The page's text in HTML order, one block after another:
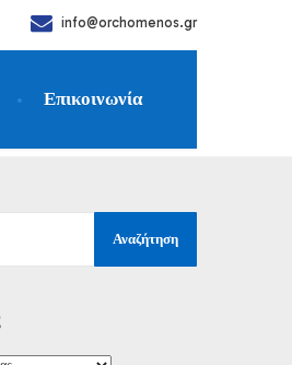
info@orchomenos.gr
Επικοινωνία